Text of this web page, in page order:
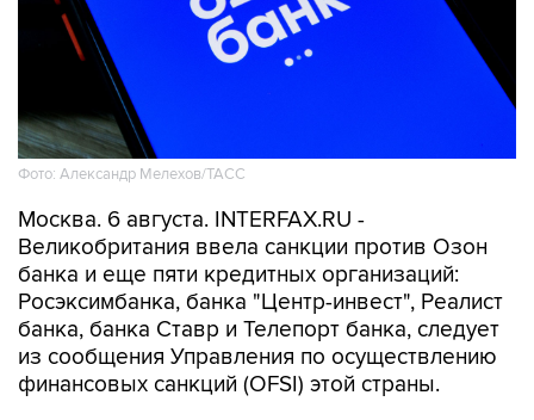
Фото: Александр Мелехов/ТАСС
Москва. 6 августа. INTERFAX.RU -
Великобритания ввела санкции против Озон
банка и еще пяти кредитных организаций:
Росэксимбанка, банка "Центр-инвест", Реалист
банка, банка Ставр и Телепорт банка, следует
из сообщения Управления по осуществлению
финансовых санкций (OFSI) этой страны.